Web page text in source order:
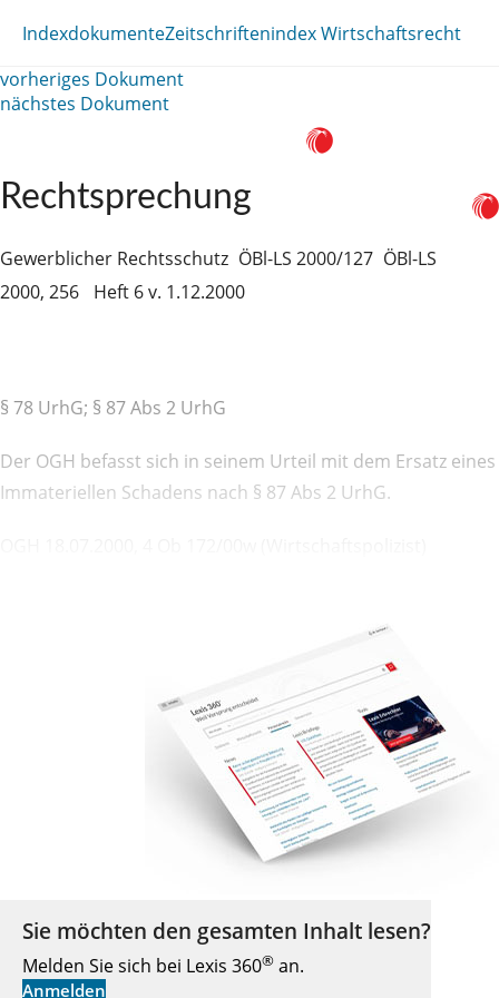
IndexdokumenteZeitschriftenindex Wirtschaftsrecht
vorheriges Dokument
nächstes Dokument
Rechtsprechung
Gewerblicher Rechtsschutz ÖBl-LS 2000/127 ÖBl-LS
2000, 256
Heft 6 v. 1.12.2000
§ 78 UrhG; § 87 Abs 2 UrhG
Der OGH befasst sich in seinem Urteil mit dem Ersatz eines
Immateriellen Schadens nach § 87 Abs 2 UrhG.
Sie möchten den gesamten Inhalt lesen?
Melden Sie sich bei Lexis 360® an.
Anmelden